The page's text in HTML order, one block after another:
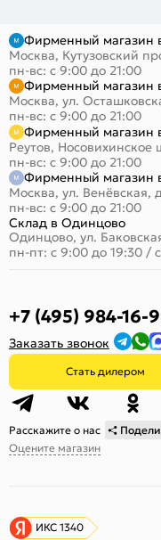
Фирменный магазин
Москва, Кутузовский
пн-вс: с 9:00 до 21:00
Фирменный магазин
Москва, ул.
пн-вс: с 9:00 до 21:00
Фирменный магазин
Реутов, Носовихинское
пн-вс: с 9:00 до 21:00
Фирменный магазин
Москва, ул. Венёвская,
пн-вс: с 9:00 до 21:00
Склад в Одинцово
Одинцово, ул.
пн-пт: с 9:00 до 19:30 /
+7 (495) 984-16-
Заказать звонок
Стать дилером
Расскажите о нас
Оцените магазин
ИКС 1340